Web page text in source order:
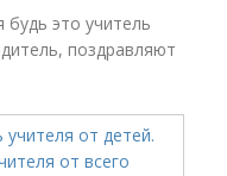
это учитель
поздравляют